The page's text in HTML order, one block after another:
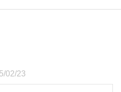
02/23